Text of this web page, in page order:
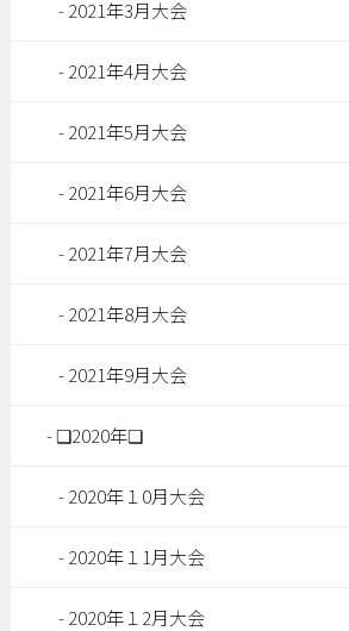
2021年3月大会
2021年4月大会
2021年5月大会
2021年6月大会
2021年7月大会
2021年8月大会
2021年9月大会
❏2020年❏
2020年１0月大会
2020年１1月大会
2020年１2月大会